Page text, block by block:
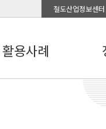
철도산업정보센터
활용사례